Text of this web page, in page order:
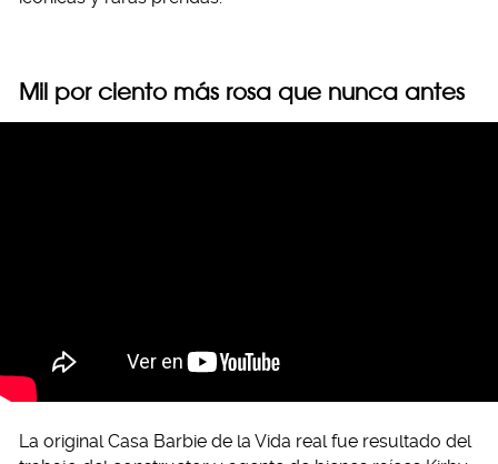
Mil por ciento más rosa que nunca antes
La original Casa Barbie de la Vida real fue resultado del